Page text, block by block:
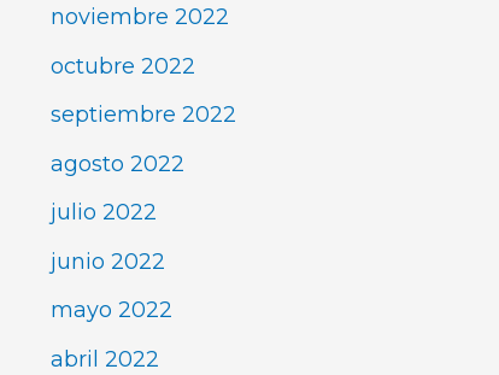
noviembre 2022
octubre 2022
septiembre 2022
agosto 2022
julio 2022
junio 2022
mayo 2022
abril 2022